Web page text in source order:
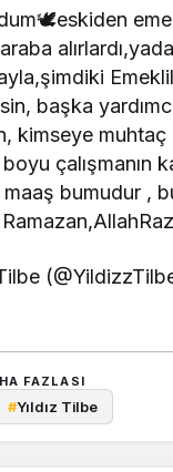
başka
kimseye muhtaç
çalışmanın
bumudur ,
FAZLASI
#Yıldız Tilbe